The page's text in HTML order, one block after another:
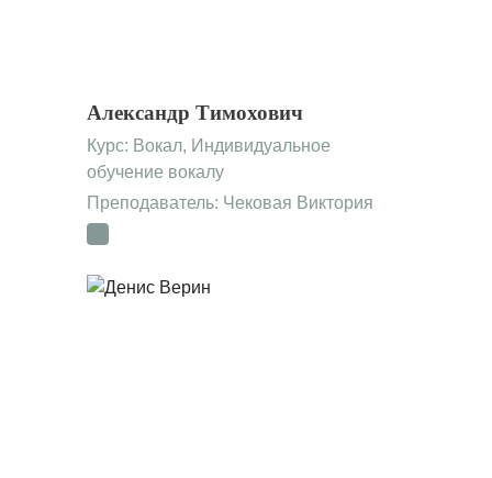
Александр Тимохович
Курс: Вокал, Индивидуальное
обучение вокалу
Преподаватель: Чековая Виктория